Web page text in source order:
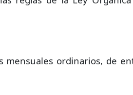
mensuales ordinarios, de